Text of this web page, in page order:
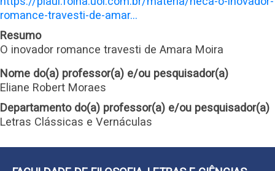
romance-travesti-de-amar…
Resumo
O inovador romance travesti de Amara Moira
Nome do(a) professor(a) e/ou pesquisador(a)
Eliane Robert Moraes
Departamento do(a) professor(a) e/ou pesquisador(a)
Letras Clássicas e Vernáculas